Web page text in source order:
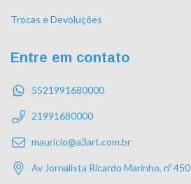
Trocas e Devoluções
Entre em contato
5521991680000
21991680000
mauricio@a3art.com.br
Av Jornalista Ricardo Marinho, nº 450